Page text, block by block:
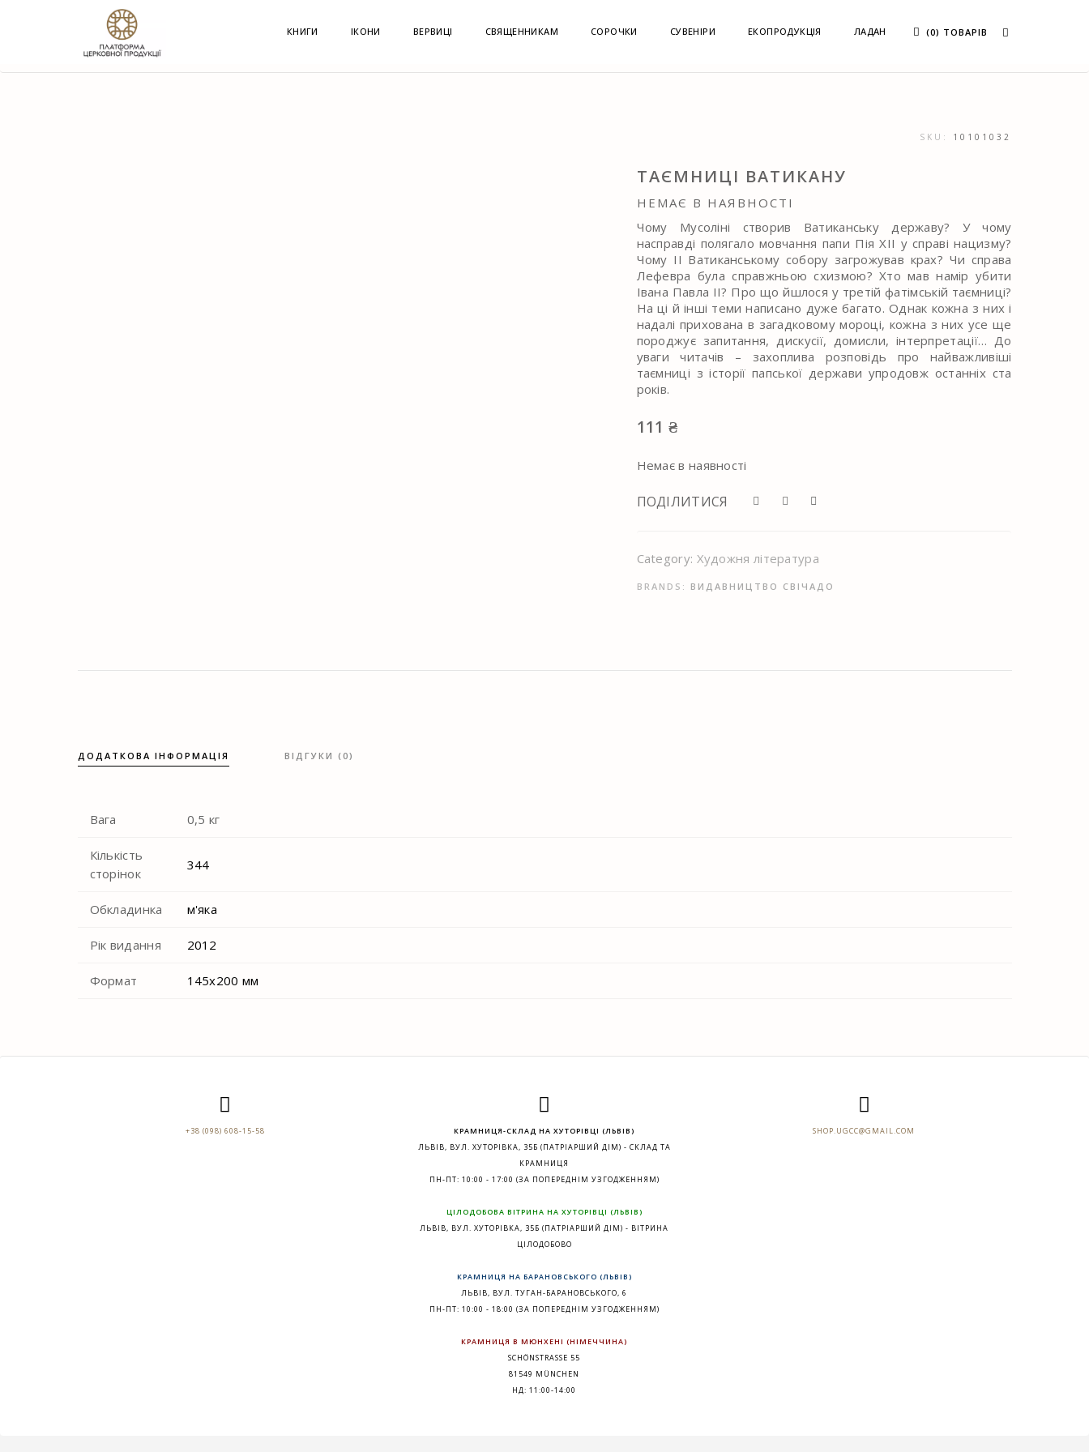
КНИГИ ІКОНИ ВЕРВИЦІ СВЯЩЕННИКАМ СОРОЧКИ СУВЕНІРИ ЕКОПРОДУКЦІЯ ЛАДАН
(0) ТОВАРІВ
HOME
КРАМНИЦЯ
SKU: 10101032
ТАЄМНИЦІ ВАТИКАНУ
НЕМАЄ В НАЯВНОСТІ
Чому Мусоліні створив Ватиканську державу? У чому
насправді полягало мовчання папи Пія XII у справі нацизму?
Чому II Ватиканському собору загрожував крах? Чи справа
Лефевра була справжньою схизмою? Хто мав намір убити
Івана Павла ІI? Про що йшлося у третій фатімській таємниці?
На ці й інші теми написано дуже багато. Однак кожна з них і
надалі прихована в загадковому мороці, кожна з них усе ще
породжує запитання, дискусії, домисли, інтерпретації… До
уваги читачів – захоплива розповідь про найважливіші
таємниці з історії папської держави упродовж останніх ста
років.
111 ₴
Немає в наявності
ПОДІЛИТИСЯ
Category: Художня література
BRANDS: ВИДАВНИЦТВО СВІЧАДО
ДОДАТКОВА ІНФОРМАЦІЯ ВІДГУКИ (0)
Вага 0,5 кг
Кількість
сторінок
344
Обкладинка м'яка
Рік видання 2012
Формат 145х200 мм
+38 (098) 608-15-58
КРАМНИЦЯ-СКЛАД НА ХУТОРІВЦІ (ЛЬВІВ)
ЛЬВІВ, ВУЛ. ХУТОРІВКА, 35Б (ПАТРІАРШИЙ ДІМ) - СКЛАД ТА
КРАМНИЦЯ
ПН-ПТ: 10:00 - 17:00 (ЗА ПОПЕРЕДНІМ УЗГОДЖЕННЯМ)
ЦІЛОДОБОВА ВІТРИНА НА ХУТОРІВЦІ (ЛЬВІВ)
ЛЬВІВ, ВУЛ. ХУТОРІВКА, 35Б (ПАТРІАРШИЙ ДІМ) - ВІТРИНА
ЦІЛОДОБОВО
КРАМНИЦЯ НА БАРАНОВСЬКОГО (ЛЬВІВ)
ЛЬВІВ, ВУЛ. ТУГАН-БАРАНОВСЬКОГО, 6
ПН-ПТ: 10:00 - 18:00 (ЗА ПОПЕРЕДНІМ УЗГОДЖЕННЯМ)
КРАМНИЦЯ В МЮНХЕНІ (НІМЕЧЧИНА)
SCHÖNSTRASSE 55
81549 MÜNCHEN
НД: 11:00-14:00
SHOP.UGCC@GMAIL.COM